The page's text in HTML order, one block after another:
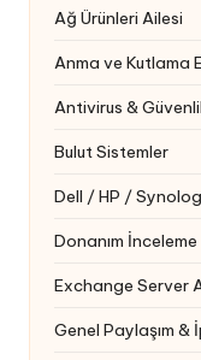
Ağ Ürünleri Ailesi
Anma ve Kutlama
Antivirus &
Bulut Sistemler
Dell / HP /
Donanım İnceleme
Exchange Server
Genel Paylaşım &